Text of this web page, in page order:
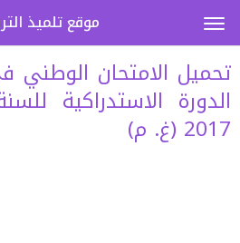
تحميل الامتحان الوطني
الدورة الاستدراكية
2017 (غ. م)
موقع تلميذ